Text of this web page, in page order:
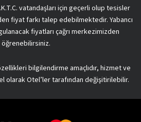
vatandaşları için geçerli olup tesisler
fiyat farkı talep edebilmektedir. Yabancı
fiyatları çağrı merkezimizden
öğrenebilirsiniz.
bilgilendirme amaçlıdır, hizmet ve
olarak Otel’ler tarafından değişitirilebilir.